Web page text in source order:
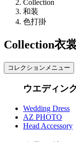
Collection
和装
色打掛
Collection衣
コレクションメニュー
ウエディン
Wedding Dress
AZ PHOTO
Head Accessory